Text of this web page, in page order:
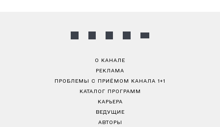
О КАНАЛЕ
РЕКЛАМА
ПРОБЛЕМЫ С ПРИЁМОМ КАНАЛА 1+1
КАТАЛОГ ПРОГРАММ
КАРЬЕРА
ВЕДУЩИЕ
АВТОРЫ